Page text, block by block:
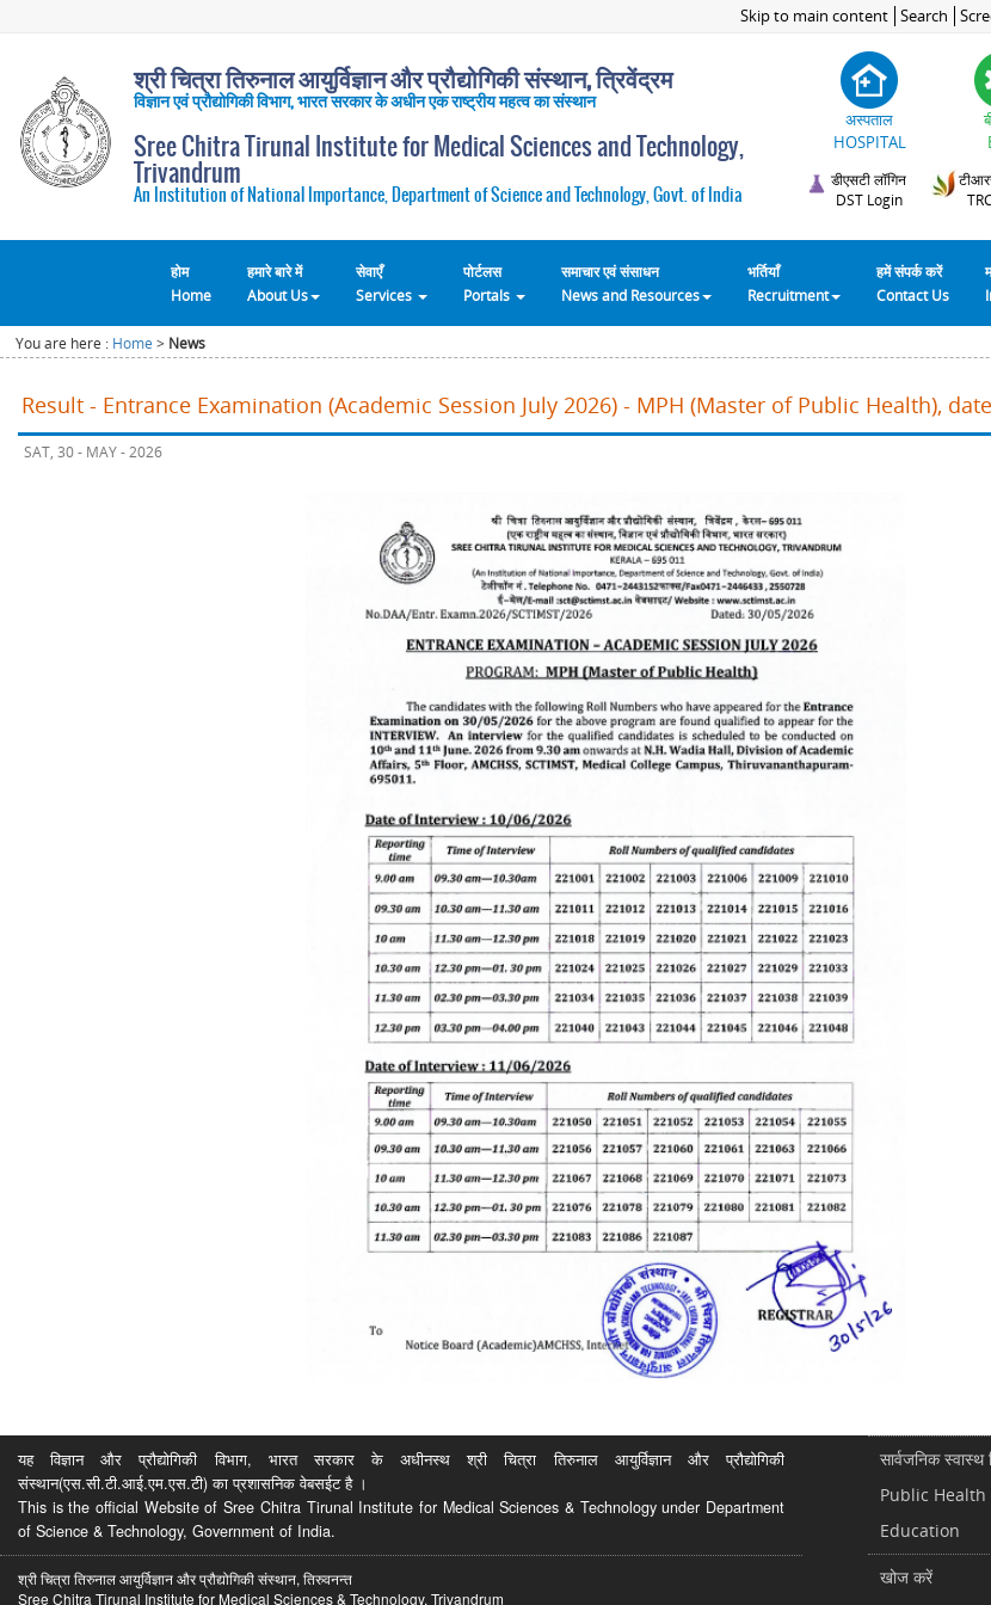
Skip to main content Search
श्री चित्रा तिरुनाल आयुर्विज्ञान और प्रौद्योगिकी संस्थान, त्रिवेंद्रम
विज्ञान एवं प्रौद्योगिकी विभाग, भारत सरकार के अधीन एक राष्ट्रीय महत्व का संस्थान
Sree Chitra Tirunal Institute for Medical Sciences and Technology,
Trivandrum
An Institution of National Importance, Department of Science and Technology, Govt. of India
अस्पताल
HOSPITAL
डीएसटी लॉगिन
DST Login
TRC
होम
Home
हमारे बारे में
About Us
सेवाएँ
Services
पोर्टलस
Portals
समाचार एवं संसाधन
News and Resources
भर्तियाँ
Recruitment
हमें संपर्क करें
Contact Us
You are here : Home > News
Result - Entrance Examination (Academic Session July 2026) - MPH (Master of Public Health),
SAT, 30 - MAY - 2026
यह विज्ञान और प्रौद्योगिकी विभाग, भारत सरकार के अधीनस्थ श्री चित्रा तिरुनाल आयुर्विज्ञान और प्रौद्योगिकी
संस्थान(एस.सी.टी.आई.एम.एस.टी) का प्रशासनिक वेबसईट है ।
This is the official Website of Sree Chitra Tirunal Institute for Medical Sciences & Technology under Department
of Science & Technology, Government of India.
श्री चित्रा तिरुनाल आयुर्विज्ञान और प्रौद्योगिकी संस्थान, तिरुवनन्त
Sree Chitra Tirunal Institute for Medical Sciences & Technology, Trivandrum
सार्वजनिक स्वास्थ
Public Health
Education
खोज करें